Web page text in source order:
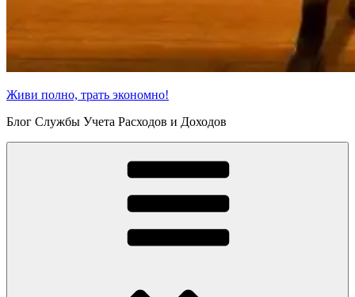
Живи полно, трать экономно!
Блог Службы Учета Расходов и Доходов